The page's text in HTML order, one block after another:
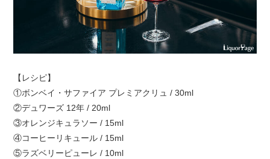
【レシピ】
①ボンベイ・サファイア プレミアクリュ / 30ml
②デュワーズ 12年 / 20ml
③オレンジキュラソー / 15ml
④コーヒーリキュール / 15ml
⑤ラズベリーピューレ / 10ml